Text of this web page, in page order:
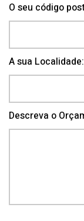
O seu código
A sua Localidade:
Descreva o